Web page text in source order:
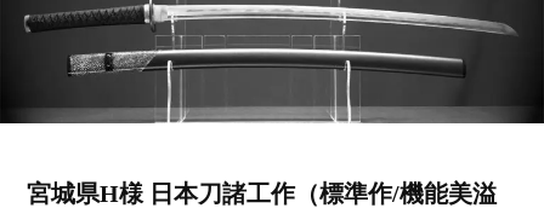
宮城県H様 日本刀諸工作（標準作/機能美溢